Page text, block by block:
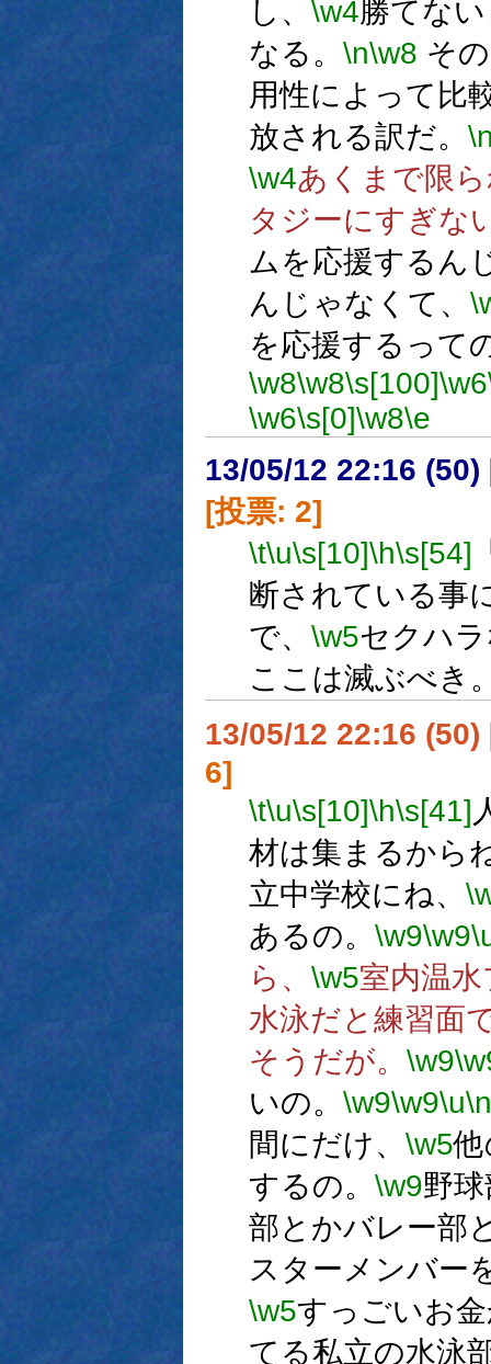
し、 \w4勝てな
なる。 \n\w8 そ
用性によって比
放される訳だ。
\w4あくまで限
タジーにすぎな
ムを応援するん
んじゃなくて、
を応援するって
\w8\w8\s[100]\w6
\w6\s[0]\w8\e
13/05/12 22:16 (50)
[投票: 2]
\t\u\s[10]\h\s[54]
断されている事
で、 \w5セクハ
ここは滅ぶべき
13/05/12 22:16 (50)
6]
\t\u\s[10]\h\s[41]
材は集まるから
立中学校にね、
あるの。 \w9\w9
ら、 \w5室内温
水泳だと練習面
そうだが。 \w9
いの。 \w9\w9\u\n
間にだけ、 \w5他
するの。 \w9野
部とかバレー部
スターメンバー
\w5すっごいお
てる私立の水泳